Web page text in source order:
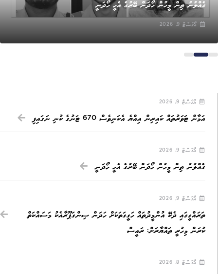
ގެއްލުނު ތިން މީހުން ހޯދަން ބޭރުގެ އެހީ ހޯދަނީ
އޯގަސްޓް 9, 2026
އޯގަސްޓް 9, 2026
އަމާން ޓަވަރުތައް ކައިރިން އިއްޔެ އެކަނިވެސް 670 ޓަނުގެ ކުނި ނަގައިފި
އޯގަސްޓް 9, 2026
ގެއްލުނު ތިން މީހުން ހޯދަން ބޭރުގެ އެހީ ހޯދަނީ
އޯގަސްޓް 9, 2026
ތަރައްގީގައި ދެކޭ އުންމީދުތައް ހަގީގަތަކަށް ހަދަން ސިންގަޕޫރާއެކު މަސައްކަތް
ކުރަން މިހުރީ ތައްޔާރަށް: ރައީސް
އޯގަސްޓް 8, 2026